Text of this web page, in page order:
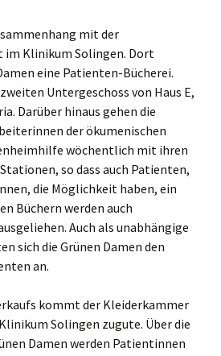
mit der
Klinikum Solingen. Dort
eine Patienten-Bücherei.
Untergeschoss von Haus E,
Darüber hinaus gehen die
der ökumenischen
wöchentlich mit ihren
so dass auch Patienten,
die Möglichkeit haben, ein
Büchern werden auch
Auch als unabhängige
sich die Grünen Damen den
an.
kommt der Kleiderkammer
Solingen zugute. Über die
Damen werden Patientinnen